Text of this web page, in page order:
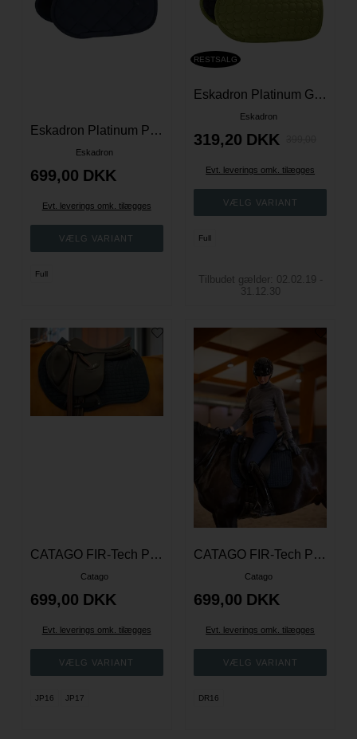
Eskadron Platinum Pro Soft Spring Underlag - Navy
Eskadron
699,00 DKK
Evt. leverings omk. tilægges
Full
RESTSALG
Eskadron Platinum Glitter Spring Underlag - Grøn
Eskadron
319,20 DKK
Evt. leverings omk. tilægges
Full
Tilbudet gælder: 02.02.19 -
31.12.30
CATAGO FIR-Tech Performance springunderlag - Navy
Catago
699,00 DKK
Evt. leverings omk. tilægges
JP16 JP17
CATAGO FIR-Tech Performance dressurunderlag - Navy
Catago
699,00 DKK
Evt. leverings omk. tilægges
DR16